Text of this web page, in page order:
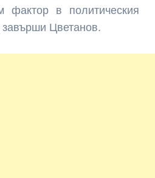
фактор в политическия
завърши Цветанов.